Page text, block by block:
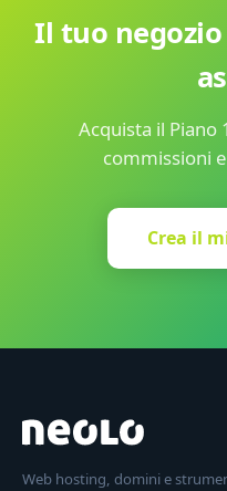
Il tuo
Acquista il Piano
commissioni
Crea il
Web hosting, domini e